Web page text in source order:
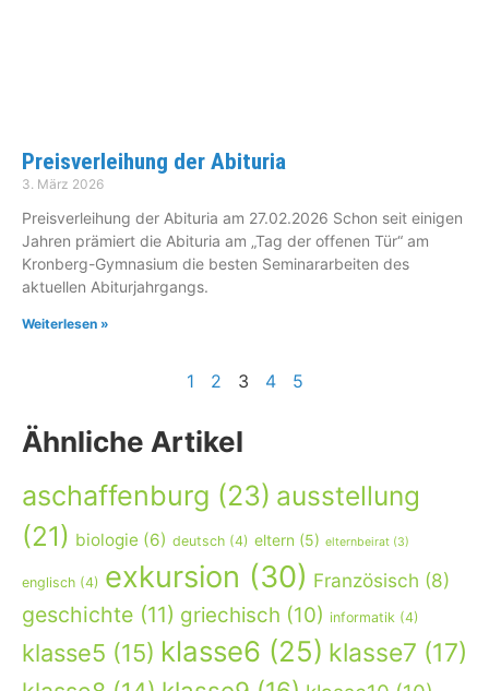
Preisverleihung der Abituria
3. März 2026
Preisverleihung der Abituria am 27.02.2026 Schon seit einigen
Jahren prämiert die Abituria am „Tag der offenen Tür“ am
Kronberg-Gymnasium die besten Seminararbeiten des
aktuellen Abiturjahrgangs.
Weiterlesen »
1 2 3 4 5
Ähnliche Artikel
aschaffenburg (23) ausstellung
(21) biologie (6) deutsch (4) eltern (5) elternbeirat (3)
englisch (4) exkursion (30) Französisch (8)
geschichte (11) griechisch (10) informatik (4)
klasse5 (15) klasse6 (25) klasse7 (17)